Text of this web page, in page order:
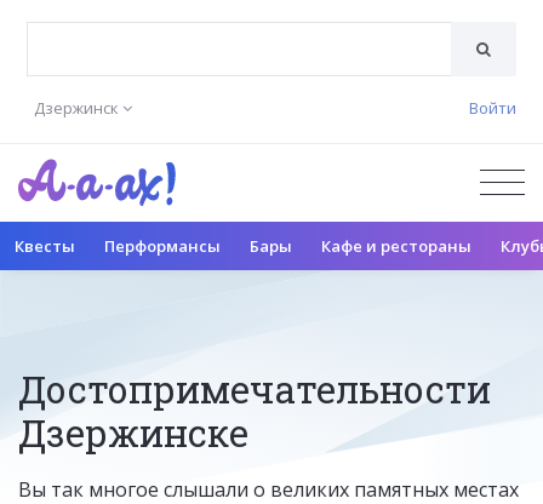
Дзержинск Войти
Квесты Перформансы Бары Кафе и рестораны
Достопримечательности
Дзержинске
Вы так многое слышали о великих памятных местах